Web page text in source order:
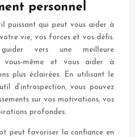
personnel
puissant qui peut vous aider à
vie, vos forces et vos défis.
vers une meilleure
vous-même et vous aider à
plus éclairées. En utilisant le
d’introspection, vous pouvez
sur vos motivations, vos
profondes.
peut favoriser la confiance en